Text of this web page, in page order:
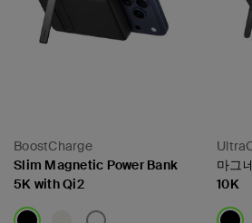
BoostCharge
Slim Magnetic Power Bank
5K with Qi2
마그
10K